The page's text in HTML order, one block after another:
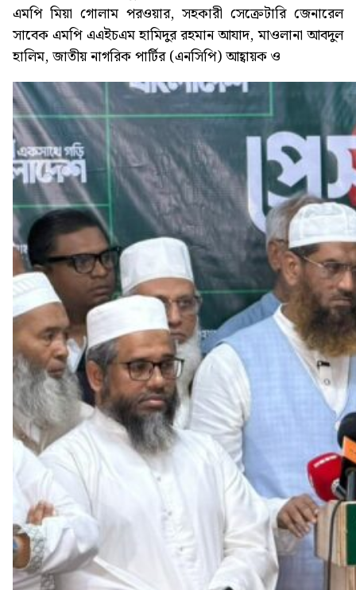
এমপি মিয়া গোলাম পরওয়ার, সহকারী সেক্রেটারি জেনারেল
সাবেক এমপি এএইচএম হামিদুর রহমান আযাদ, মাওলানা আবদুল
হালিম, জাতীয় নাগরিক পার্টির (এনসিপি) আহ্বায়ক ও